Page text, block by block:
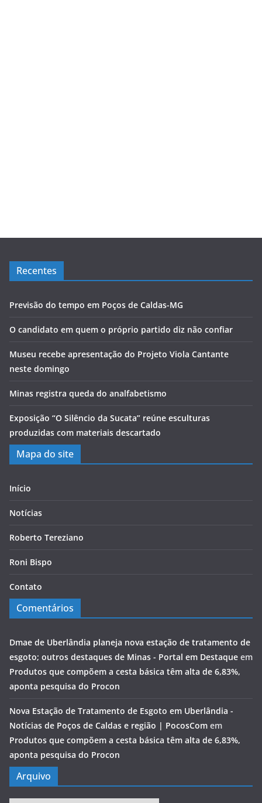
Recentes
Previsão do tempo em Poços de Caldas-MG
O candidato em quem o próprio partido diz não confiar
Museu recebe apresentação do Projeto Viola Cantante
neste domingo
Minas registra queda do analfabetismo
Exposição “O Silêncio da Sucata” reúne esculturas
produzidas com materiais descartado
Mapa do site
Início
Notícias
Roberto Tereziano
Roni Bispo
Contato
Comentários
Dmae de Uberlândia planeja nova estação de tratamento de
esgoto; outros destaques de Minas - Portal em Destaque em
Produtos que compõem a cesta básica têm alta de 6,83%,
aponta pesquisa do Procon
Nova Estação de Tratamento de Esgoto em Uberlândia -
Notícias de Poços de Caldas e região | PocosCom em
Produtos que compõem a cesta básica têm alta de 6,83%,
aponta pesquisa do Procon
Arquivo